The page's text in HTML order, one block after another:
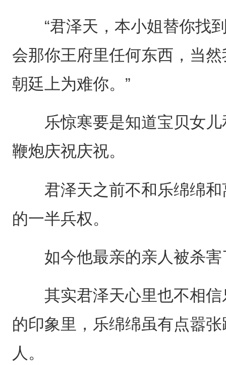
“君泽天，本小姐替你找到
会那你王府里任何东西，当
朝廷上为难你。”
乐惊寒要是知道宝贝女儿
鞭炮庆祝庆祝。
君泽天之前不和乐绵绵和
的一半兵权。
如今他最亲的亲人被杀害
其实君泽天心里也不相信
的印象里，乐绵绵虽有点嚣
人。